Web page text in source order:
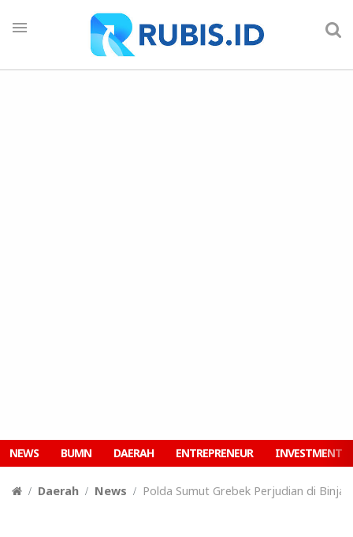
NEWS BUMN DAERAH ENTREPRENEUR INVESTMENT
Daerah News Polda Sumut Grebek Perjudian di